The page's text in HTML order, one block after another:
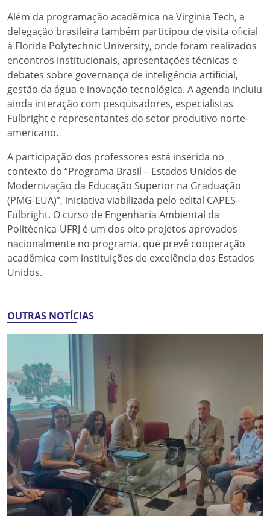
Além da programação acadêmica na Virginia Tech, a
delegação brasileira também participou de visita oficial
à Florida Polytechnic University, onde foram realizados
encontros institucionais, apresentações técnicas e
debates sobre governança de inteligência artificial,
gestão da água e inovação tecnológica. A agenda incluiu
ainda interação com pesquisadores, especialistas
Fulbright e representantes do setor produtivo norte-
americano.
A participação dos professores está inserida no
contexto do “Programa Brasil – Estados Unidos de
Modernização da Educação Superior na Graduação
(PMG-EUA)”, iniciativa viabilizada pelo edital CAPES-
Fulbright. O curso de Engenharia Ambiental da
Politécnica-UFRJ é um dos oito projetos aprovados
nacionalmente no programa, que prevê cooperação
acadêmica com instituições de excelência dos Estados
Unidos.
OUTRAS NOTÍCIAS